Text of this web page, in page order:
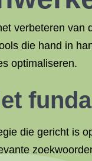
verbeteren van
die hand in
optimaliseren.
die gericht is